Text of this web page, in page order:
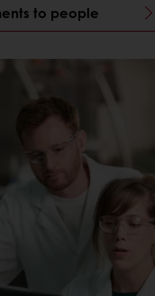
to people